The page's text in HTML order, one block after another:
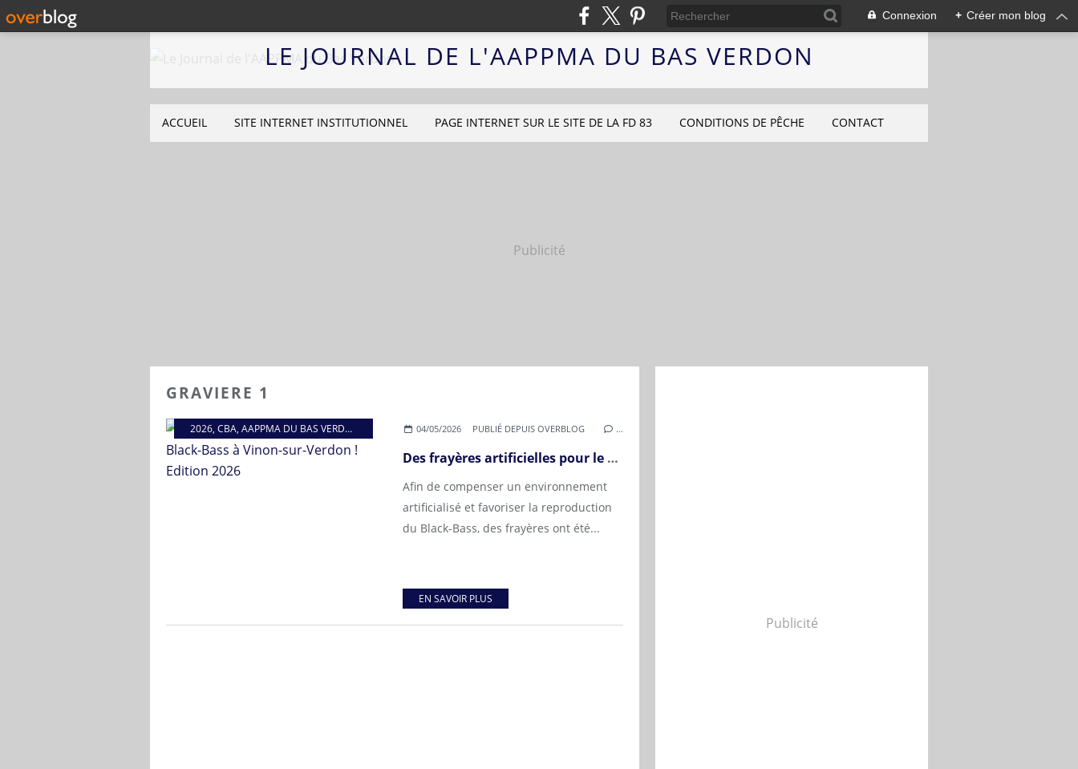
Connexion + Créer mon blog
LE JOURNAL DE L'AAPPMA DU BAS VERDON
ACCUEIL SITE INTERNET INSTITUTIONNEL PAGE INTERNET SUR LE SITE DE LA FD 83 CONDITIONS DE PÊCHE CONTACT
Publicité
GRAVIERE 1
2026, CBA, AAPPMA DU BAS VERDON BENEVOLAT,TRAVAUX FRAYÈRE,BLACK BASS,GRAVIÈRE 1
04/05/2026 PUBLIÉ DEPUIS OVERBLOG …
Des frayères artificielles pour le Black-Bass à Vinon-sur-Verdon ! Edition 2026
Afin de compenser un environnement
artificialisé et favoriser la reproduction
du Black-Bass, des frayères ont été...
EN SAVOIR PLUS
Publicité